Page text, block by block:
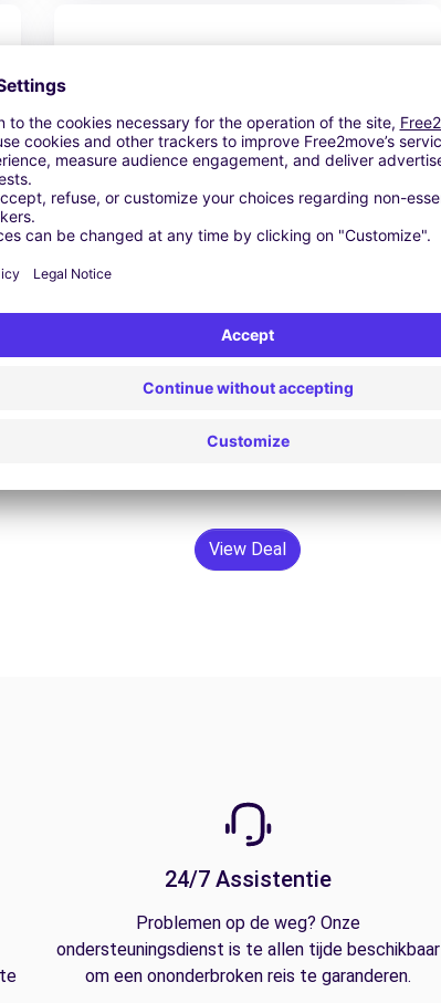
€ 84,03 / dag
Zoeken
View Deal
24/7 Assistentie
Problemen op de weg? Onze
ondersteuningsdienst is te allen tijde beschikbaar
om een ononderbroken reis te garanderen.